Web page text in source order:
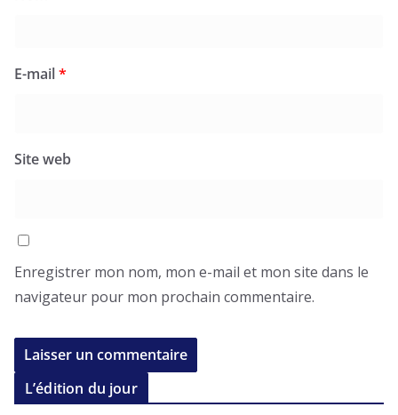
E-mail*
Site web
Enregistrer mon nom, mon e-mail et mon site dans le
navigateur pour mon prochain commentaire.
L’édition du jour